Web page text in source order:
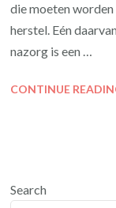
die moeten
herstel. Eén
nazorg is een …
CONTINUE
Search